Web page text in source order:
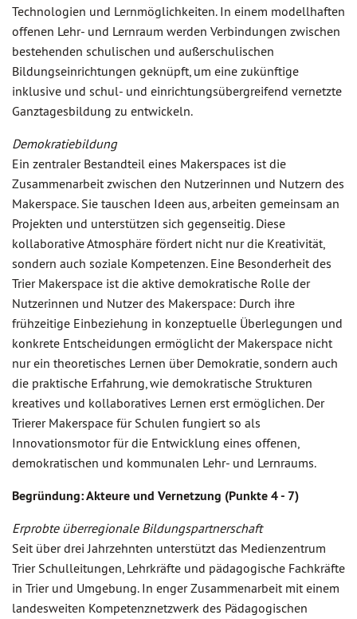
Technologien und Lernmöglichkeiten. In einem modellhaften
offenen Lehr- und Lernraum werden Verbindungen zwischen
bestehenden schulischen und außerschulischen
Bildungseinrichtungen geknüpft, um eine zukünftige
inklusive und schul- und einrichtungsübergreifend vernetzte
Ganztagesbildung zu entwickeln.
Demokratiebildung
Ein zentraler Bestandteil eines Makerspaces ist die
Zusammenarbeit zwischen den Nutzerinnen und Nutzern des
Makerspace. Sie tauschen Ideen aus, arbeiten gemeinsam an
Projekten und unterstützen sich gegenseitig. Diese
kollaborative Atmosphäre fördert nicht nur die Kreativität,
sondern auch soziale Kompetenzen. Eine Besonderheit des
Trier Makerspace ist die aktive demokratische Rolle der
Nutzerinnen und Nutzer des Makerspace: Durch ihre
frühzeitige Einbeziehung in konzeptuelle Überlegungen und
konkrete Entscheidungen ermöglicht der Makerspace nicht
nur ein theoretisches Lernen über Demokratie, sondern auch
die praktische Erfahrung, wie demokratische Strukturen
kreatives und kollaboratives Lernen erst ermöglichen. Der
Trierer Makerspace für Schulen fungiert so als
Innovationsmotor für die Entwicklung eines offenen,
demokratischen und kommunalen Lehr- und Lernraums.
Begründung: Akteure und Vernetzung (Punkte 4 - 7)
Erprobte überregionale Bildungspartnerschaft
Seit über drei Jahrzehnten unterstützt das Medienzentrum
Trier Schulleitungen, Lehrkräfte und pädagogische Fachkräfte
in Trier und Umgebung. In enger Zusammenarbeit mit einem
landesweiten Kompetenznetzwerk des Pädagogischen